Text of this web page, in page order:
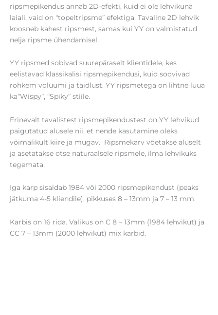
ripsmepikendus annab 2D-efekti, kuid ei ole lehvikuna
laiali, vaid on “topeltripsme” efektiga. Tavaline 2D lehvik
koosneb kahest ripsmest, samas kui YY on valmistatud
nelja ripsme ühendamisel.
YY ripsmed sobivad suurepäraselt klientidele, kes
eelistavad klassikalisi ripsmepikendusi, kuid soovivad
rohkem volüümi ja täidlust. YY ripsmetega on lihtne luua
ka“Wispy”, “Spiky” stiile.
Erinevalt tavalistest ripsmepikendustest on YY lehvikud
paigutatud alusele nii, et nende kasutamine oleks
võimalikult kiire ja mugav. Ripsmekarv võetakse aluselt
ja asetatakse otse naturaalsele ripsmele, ilma lehvikuks
tegemata.
Iga karp sisaldab 1984 või 2000 ripsmepikendust (peaks
jätkuma 4-5 kliendile), pikkuses 8 – 13mm ja 7 – 13 mm.
Karbis on 16 rida. Valikus on C 8 – 13mm (1984 lehvikut) ja
CC 7 – 13mm (2000 lehvikut) mix karbid.